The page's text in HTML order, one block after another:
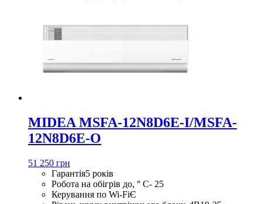
MIDEA MSFA-12N8D6E-I/MSFA-
12N8D6E-O
51 250 грн
Гарантія5 років
Робота на обігрів до, ° С- 25
Керування по Wi-FiЄ